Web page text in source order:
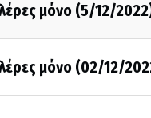
μόνο (5/12/
μόνο (02/12/